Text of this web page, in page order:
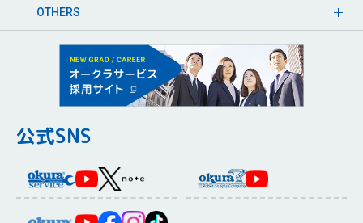
OTHERS
公式SNS